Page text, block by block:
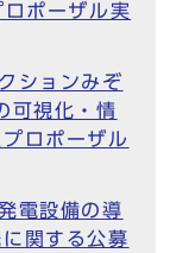
ポーザル実
ションみぞ
可視化・情
ロポーザル
電設備の導
関する公募